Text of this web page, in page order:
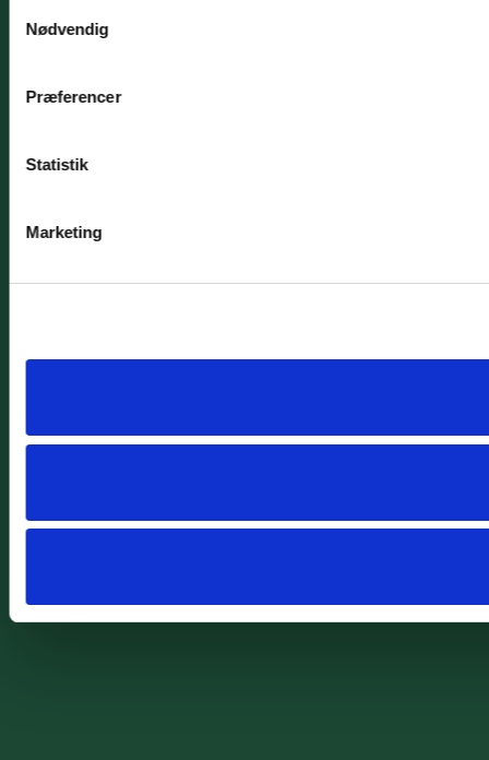
Nødvendig
Præferencer
Statistik
Marketing